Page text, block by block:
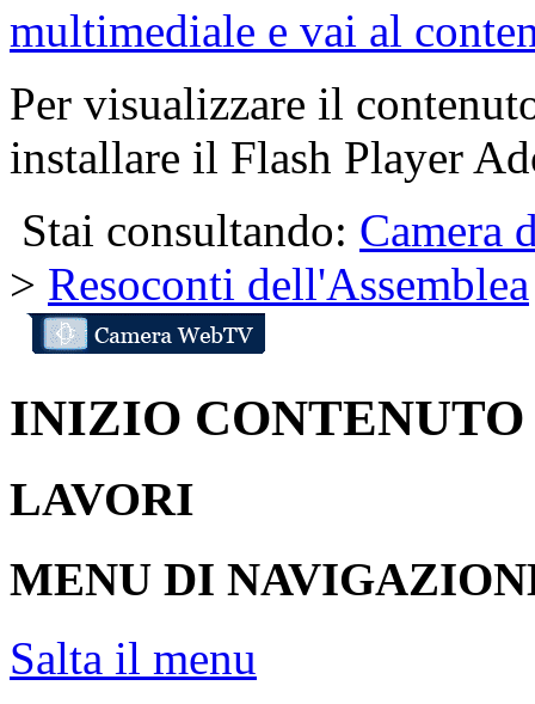
multimediale e vai al
Per visualizzare il
installare il Flash Player
Stai consultando: Camera
> Resoconti dell'Assemblea
INIZIO CONTENUTO
LAVORI
MENU DI
Salta il menu